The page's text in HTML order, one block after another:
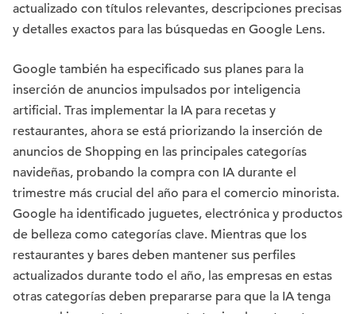
actualizado con títulos relevantes, descripciones precisas
y detalles exactos para las búsquedas en Google Lens.
Google también ha especificado sus planes para la
inserción de anuncios impulsados por inteligencia
artificial. Tras implementar la IA para recetas y
restaurantes, ahora se está priorizando la inserción de
anuncios de Shopping en las principales categorías
navideñas, probando la compra con IA durante el
trimestre más crucial del año para el comercio minorista.
Google ha identificado juguetes, electrónica y productos
de belleza como categorías clave. Mientras que los
restaurantes y bares deben mantener sus perfiles
actualizados durante todo el año, las empresas en estas
otras categorías deben prepararse para que la IA tenga